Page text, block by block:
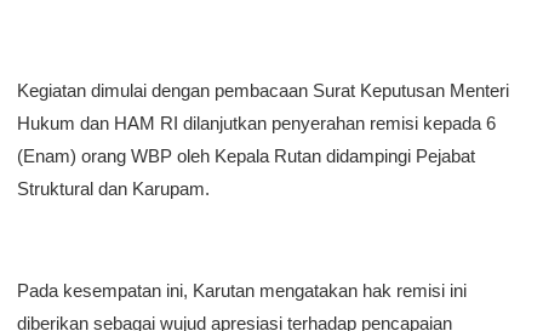
Kegiatan dimulai dengan pembacaan Surat Keputusan Menteri
Hukum dan HAM RI dilanjutkan penyerahan remisi kepada 6
(Enam) orang WBP oleh Kepala Rutan didampingi Pejabat
Struktural dan Karupam.
Pada kesempatan ini, Karutan mengatakan hak remisi ini
diberikan sebagai wujud apresiasi terhadap pencapaian